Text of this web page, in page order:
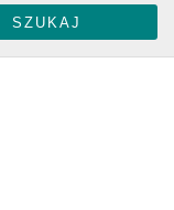
ŁAMIGŁÓWKI